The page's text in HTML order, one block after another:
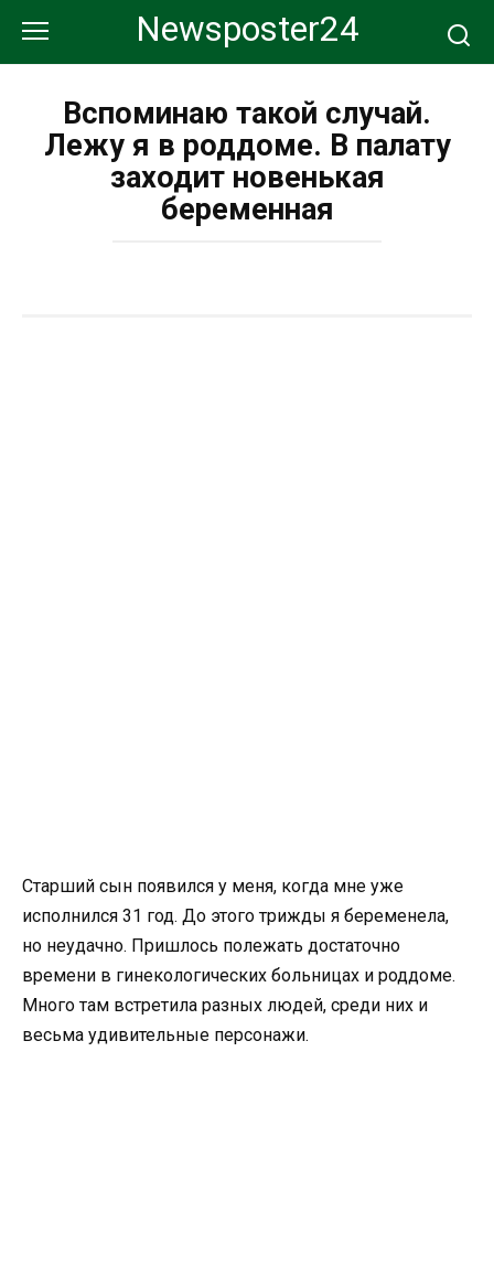
контенту
Newsposter24
Вспоминаю такой случай.
Лежу я в роддоме. В палату
заходит новенькая
беременная
Старший сын появился у меня, когда мне уже
исполнился 31 год. До этого трижды я беременела,
но неудачно. Пришлось полежать достаточно
времени в гинекологических больницах и роддоме.
Много там встретила разных людей, среди них и
весьма удивительные персонажи.